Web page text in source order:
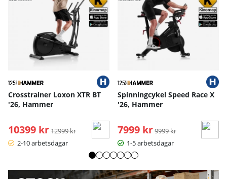
Crosstrainer Loxon XTR BT
'26, Hammer
10399 kr Ordinarie pris:
12999 kr
2-10 arbetsdagar
Spinningcykel Speed Race X
'26, Hammer
7999 kr Ordinarie pris:
9999 kr
1-5 arbetsdagar